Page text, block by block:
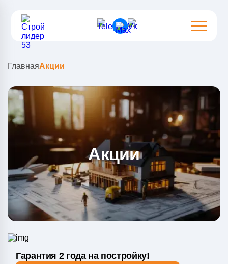
ГлавнаяАкции
Акции
Гарантия 2 года на постройку!